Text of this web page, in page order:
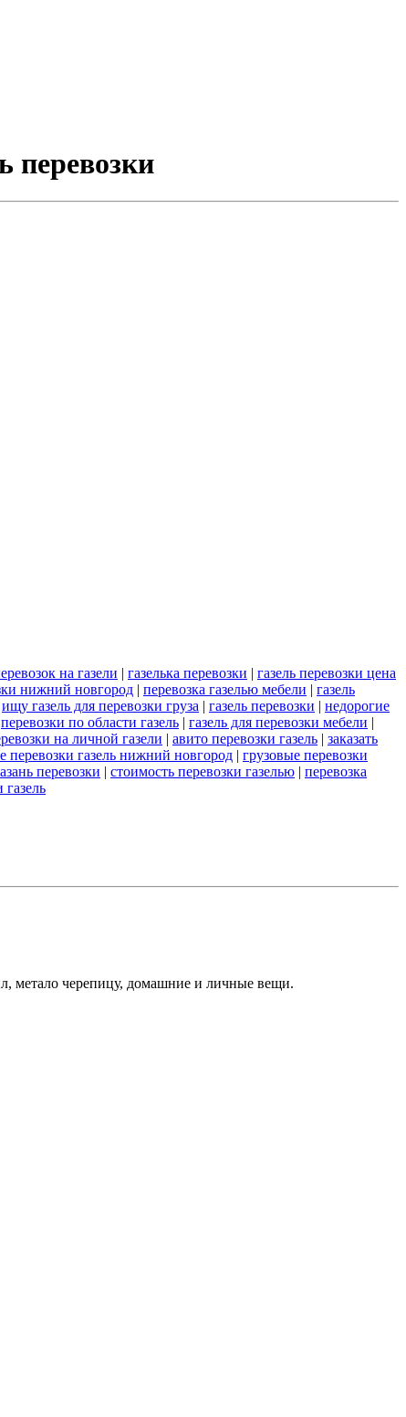
перевозки
на газели | газелька перевозки | газель перевозки цена
нижний новгород | перевозка газелью мебели | газель
ищу газель для перевозки груза | газель перевозки | недорогие
перевозки по области газель | газель для перевозки мебели |
на личной газели | авито перевозки газель | заказать
перевозки газель нижний новгород | грузовые перевозки
перевозки | стоимость перевозки газелью | перевозка
метало черепицу, домашние и личные вещи.